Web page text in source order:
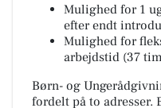
Mulighed for 1
efter endt
Mulighed for
arbejdstid (37
Børn- og
fordelt på to adresser.